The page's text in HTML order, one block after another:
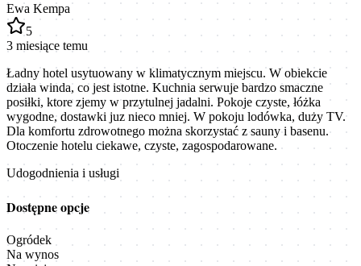
Ewa Kempa
5
3 miesiące temu
Ładny hotel usytuowany w klimatycznym miejscu. W obiekcie
działa winda, co jest istotne. Kuchnia serwuje bardzo smaczne
posiłki, ktore zjemy w przytulnej jadalni. Pokoje czyste, łóżka
wygodne, dostawki juz nieco mniej. W pokoju lodówka, duży TV.
Dla komfortu zdrowotnego można skorzystać z sauny i basenu.
Otoczenie hotelu ciekawe, czyste, zagospodarowane.
Udogodnienia i usługi
Dostępne opcje
Ogródek
Na wynos